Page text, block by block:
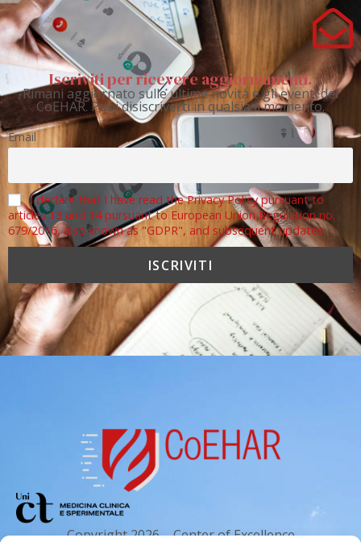
Iscriviti per ricevere aggiornamenti.
Rimani aggiornato sulle ultime novità e gli eventi del
CoEHAR. Puoi disiscriverti in qualsiasi momento.
Email
I declare that I have read the Privacy Policy pursuant to
articles 13 and 14 pursuant to European Union Regulation no.
679/2016, also known as "GDPR", and subsequent updates.
Copyright 2026 – Center of Excellence